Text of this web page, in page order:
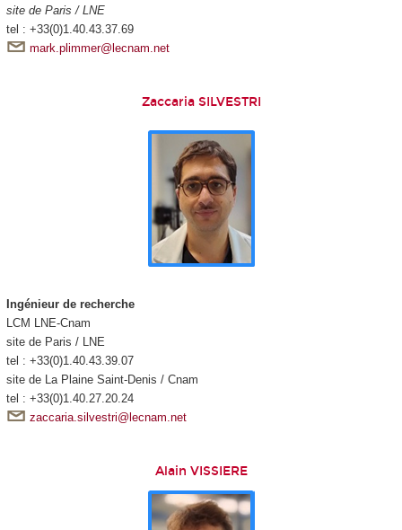
site de Paris / LNE
tel : +33(0)1.40.43.37.69
mark.plimmer@lecnam.net
Zaccaria SILVESTRI
Ingénieur de recherche
LCM LNE-Cnam
site de Paris / LNE
tel : +33(0)1.40.43.39.07
site de La Plaine Saint-Denis / Cnam
tel : +33(0)1.40.27.20.24
zaccaria.silvestri@lecnam.net
Alain VISSIERE